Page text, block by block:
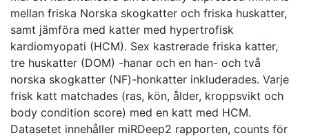
mellan friska Norska skogkatter och friska huskatter,
samt jämföra med katter med hypertrofisk
kardiomyopati (HCM). Sex kastrerade friska katter,
tre huskatter (DOM) -hanar och en han- och två
norska skogkatter (NF)-honkatter inkluderades. Varje
frisk katt matchades (ras, kön, ålder, kroppsvikt och
body condition score) med en katt med HCM.
Datasetet innehåller miRDeep2 rapporten, counts för